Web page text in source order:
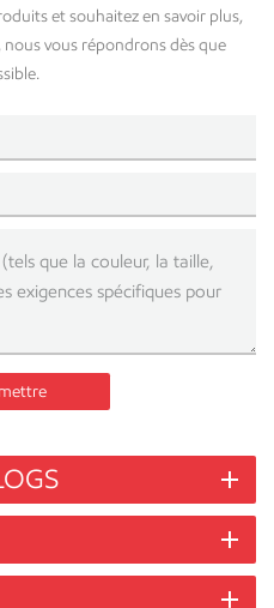
et souhaitez en savoir plus,
nous vous répondrons dès que